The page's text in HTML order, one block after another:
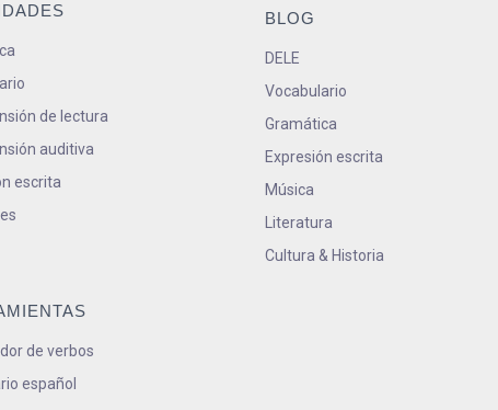
de lectura
auditiva
escrita
de verbos
español
BLOG
DELE
Vocabulario
Gramática
Expresión escrita
Música
Literatura
Cultura & Historia